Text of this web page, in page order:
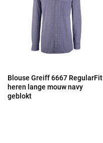
Blouse Greiff 6667 RegularFit
heren lange mouw navy
geblokt